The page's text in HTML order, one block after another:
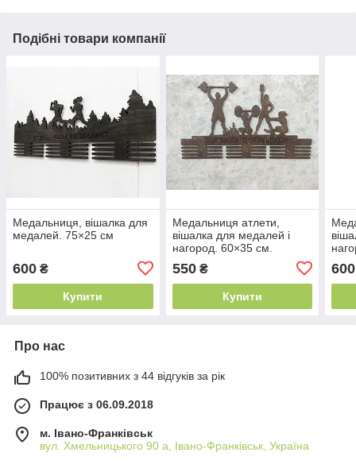
Подібні товари компанії
Медальниця, вішалка для
медалей. 75×25 см
600 ₴
Купити
Медальниця атлети,
вішалка для медалей і
нагород. 60×35 см.
550₴
Купити
600
Про нас
100% позитивних з 44 відгуків за рік
Працює з 06.09.2018
м. Івано-Франківськ
вул. Хмельницького 90 а, Івано-Франківськ, Україна